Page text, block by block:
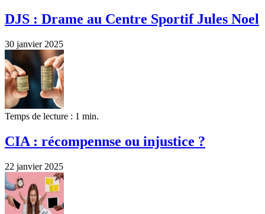
DJS : Drame au Centre Sportif Jules Noel
30 janvier 2025
Temps de lecture : 1 min.
CIA : récompennse ou injustice ?
22 janvier 2025